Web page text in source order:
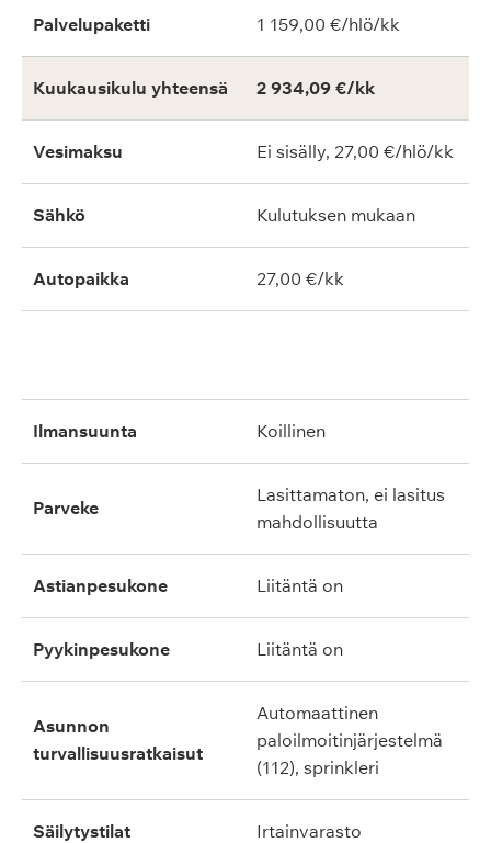
Palvelupaketti 1 159,00 €/hlö/kk
Kuukausikulu yhteensä 2 934,09 €/kk
Vesimaksu Ei sisälly, 27,00 €/hlö/kk
Sähkö Kulutuksen mukaan
Autopaikka 27,00 €/kk
ilmansuunta koillinen
parveke
lasittamaton, ei lasitus
mahdollisuutta
astianpesukone liitäntä on
pyykinpesukone liitäntä on
asunnon
turvallisuusratkaisut
automaattinen
paloilmoitinjärjestelmä
(112), sprinkleri
säilytystilat irtainvarasto